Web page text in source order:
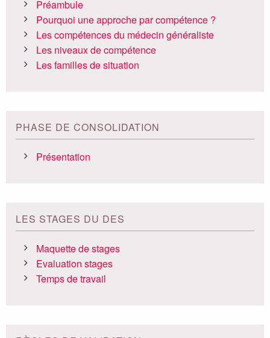
Préambule
Pourquoi une approche par compétence ?
Les compétences du médecin généraliste
Les niveaux de compétence
Les familles de situation
PHASE DE CONSOLIDATION
Présentation
LES STAGES DU DES
Maquette de stages
Evaluation stages
Temps de travail